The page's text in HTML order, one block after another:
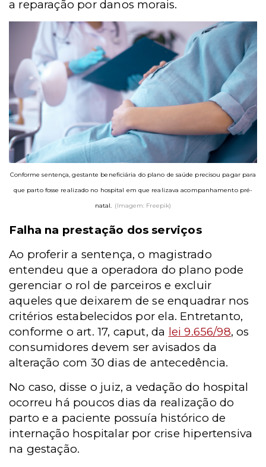
a reparação por danos morais.
Conforme sentença, gestante beneficiária do plano de saúde precisou pagar para
que parto fosse realizado no hospital em que realizava acompanhamento pré-
natal.
(Imagem: Freepik)
Falha na prestação dos serviços
Ao proferir a sentença, o magistrado
entendeu que a operadora do plano pode
gerenciar o rol de parceiros e excluir
aqueles que deixarem de se enquadrar nos
critérios estabelecidos por ela. Entretanto,
conforme o art. 17, caput, da lei 9.656/98, os
consumidores devem ser avisados da
alteração com 30 dias de antecedência.
No caso, disse o juiz, a vedação do hospital
ocorreu há poucos dias da realização do
parto e a paciente possuía histórico de
internação hospitalar por crise hipertensiva
na gestação.